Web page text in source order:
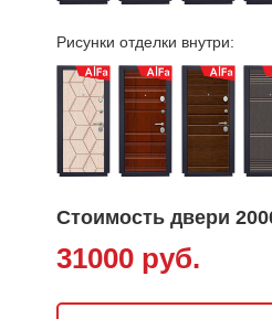
Рисунки отделки внутри:
Стоимость двери
31000 руб.